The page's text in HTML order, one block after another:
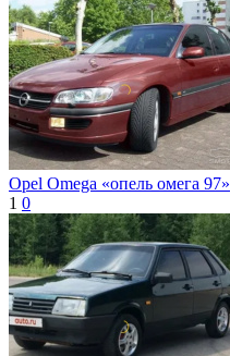
Opel Omega «опель омега 97»
1 0